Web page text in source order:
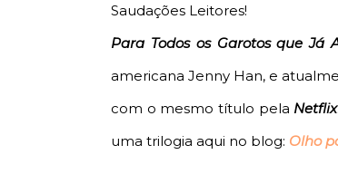
Saudações Leitores!
Para Todos os Garotos que Já
americana Jenny Han, e
com o mesmo título pela Netflix
uma trilogia aqui no blog: Olho